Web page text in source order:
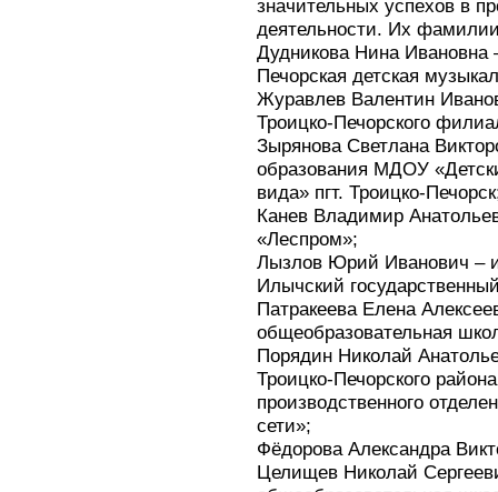
значительных успехов в
деятельности. Их
Дудникова Нина
Печорская детская
Журавлев Валентин
Троицко-Печорского
Зырянова Светлана
образования МДОУ
вида» пгт. Троицко-
Канев Владимир
«Леспром»;
Лызлов Юрий Иванович –
Илычский
Патракеева Елена
общеобразовательная
Порядин Николай
Троицко-Печорского
производственного
сети»;
Фёдорова Александра
Целищев Николай